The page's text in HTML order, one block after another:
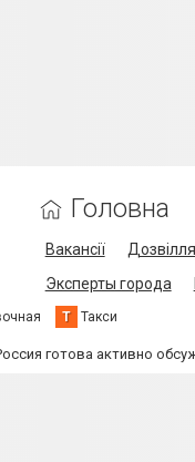
Головна
Вакансії Дозвілля
Эксперты города
Т Такси
готова активно